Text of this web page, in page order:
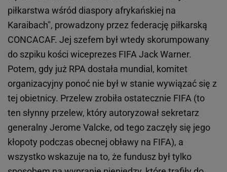
piłkarstwa wśród diaspory afrykańskiej na
Karaibach", prowadzony przez federację piłkarską
CONCACAF. Jej szefem był wtedy skorumpowany
do szpiku kości wiceprezes FIFA Jack Warner.
Potem, gdy już RPA dostała mundial, komitet
organizacyjny ponoć nie był w stanie wywiązać się z
tej obietnicy. Przelew zrobiła ostatecznie FIFA (to
ten słynny przelew, który autoryzował sekretarz
generalny Jerome Valcke, od tego zaczęły się jego
kłopoty podczas obecnej obławy na FIFA), a
wszystko wskazuje na to, że fundusz był tylko